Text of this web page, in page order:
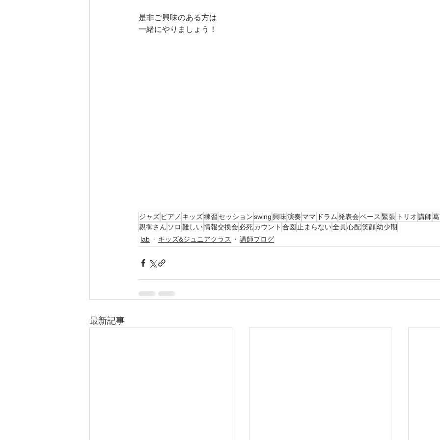
是非ご興味のある方は
一緒にやりましょう！
ジャズ ピアノ キッズ練習 セッションswing興味演奏 ママ ドラム 発表会ベース 緊張 トリオ講師
親御さん ソロ 難しい情報交換会 必死カウント 合図 止まらない全員 心配笑顔幼少期
lab
キッズ&ジュニアクラス 講師ブログ
最新記事